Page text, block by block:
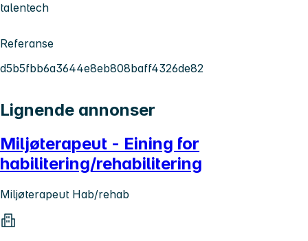
talentech
Referanse
d5b5fbb6a3644e8eb808baff4326de82
Lignende annonser
Miljøterapeut - Eining for
habilitering/rehabilitering
Miljøterapeut Hab/rehab